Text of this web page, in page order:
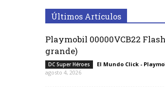
Últimos Artículos
Playmobil 00000VCB22
grande)
DC Super Héroes El Mundo Click -
agosto 4, 2026